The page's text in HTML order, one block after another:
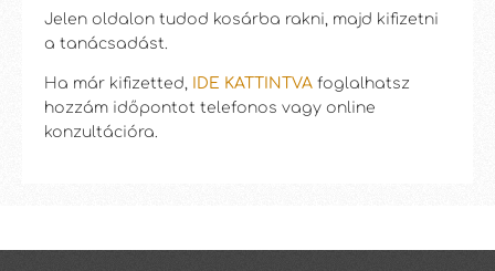
Jelen oldalon tudod kosárba rakni, majd kifizetni
a tanácsadást.
Ha már kifizetted, IDE KATTINTVA foglalhatsz
hozzám időpontot telefonos vagy online
konzultációra.